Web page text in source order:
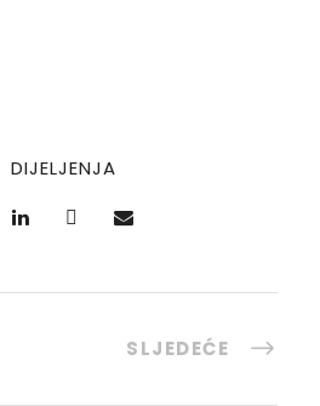
DIJELJENJA
SLJEDEĆE